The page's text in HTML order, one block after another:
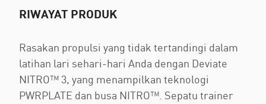
RIWAYAT PRODUK
Rasakan propulsi yang tidak tertandingi dalam
latihan lari sehari-hari Anda dengan Deviate
NITRO™ 3, yang menampilkan teknologi
PWRPLATE dan busa NITRO™. Sepatu trainer